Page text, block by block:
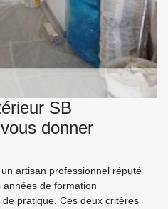
SB
donner
artisan professionnel réputé
de formation
pratique. Ces deux critères